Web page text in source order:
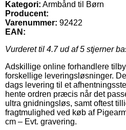
Kategori: Armbånd til Børn
Producent:
Varenummer: 92422
EAN:
Vurderet til 4.7ud af 5 stjerner
Adskillige online forhandlere
forskellige leveringsløsninger.
dags levering til et
hente ordren præcis når det
ultra gnidningsløs, samt oftest
fragtmulighed ved køb af
cm – Evt. gravering.